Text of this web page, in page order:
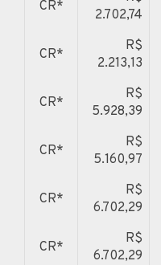
CR*
2.702,74
CR*
R$
2.213,13
CR*
R$
5.928,39
CR*
R$
5.160,97
CR*
R$
6.702,29
CR*
R$
6.702,29